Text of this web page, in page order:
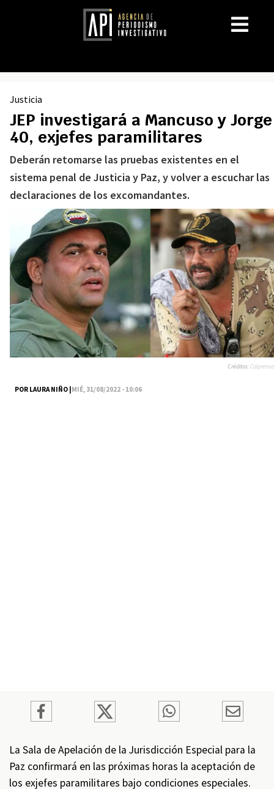
Justicia
JEP investigará a Mancuso y Jorge
40, exjefes paramilitares
Deberán retomarse las pruebas existentes en el
sistema penal de Justicia y Paz, y volver a escuchar las
declaraciones de los excomandantes.
POR LAURA NIÑO |MIÉ, 31/08/2022 - 10:06
Créditos:Colprensa
La Sala de Apelación de la Jurisdicción Especial para la
Paz confirmará en las próximas horas la aceptación de
los exjefes paramilitares bajo condiciones especiales.